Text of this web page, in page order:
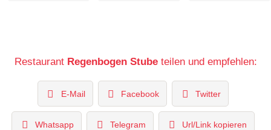
Restaurant Regenbogen Stubeteilen und empfehlen:
E-Mail Facebook Twitter
Whatsapp Telegram Url/Link kopieren